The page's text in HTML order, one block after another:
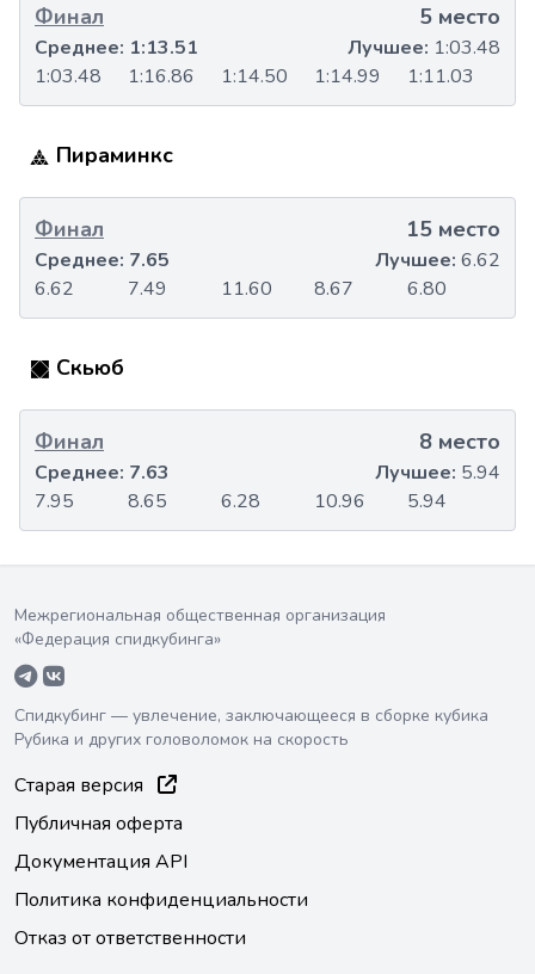
Финал 5 место
1:03.48 1:16.86 1:14.50 1:14.99 1:11.03
Среднее: 1:13.51 Лучшее: 1:03.48
Пираминкс
Финал 15 место
6.62 7.49 11.60 8.67 6.80
Среднее: 7.65 Лучшее: 6.62
Скьюб
Финал 8 место
7.95 8.65 6.28 10.96 5.94
Среднее: 7.63 Лучшее: 5.94
Межрегиональная общественная организация
«Федерация спидкубинга»
Спидкубинг — увлечение, заключающееся в сборке кубика
Рубика и других головоломок на скорость
Старая версия
Публичная оферта
Документация API
Политика конфиденциальности
Отказ от ответственности